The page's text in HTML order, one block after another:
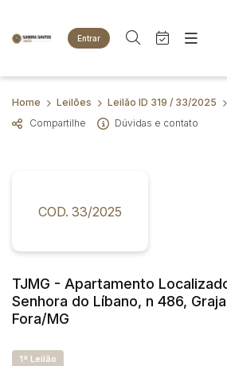
Entrar
Criar conta Entrar
Site
Agenda
Quem Somos
Animais
Imóveis
Veículos
Carros
Reboque
Busca por palavra-chave
Bairro
Judiciais Extrajudiciais
Faixa de valor
R$
Quem Somos
Home Leilões Leilão ID 319 / 33/2025
Compartilhe
Dúvidas e contato
COD. 33/2025
TJMG - Apartamento
Senhora do Líbano, n 486,
Fora/MG
1ª Leilão